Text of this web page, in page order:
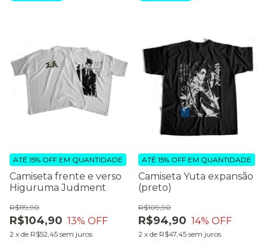
Camiseta frente e verso
Higuruma Judment
R$104,90
R$119,90
13% OFF
2 x de R$52,45 sem juros
ATÉ 15% OFF EM QUANTIDADE
Camiseta Yuta expansão
(preto)
R$94,90
R$109,90
14% OFF
2 x de R$47,45 sem juros
ATÉ 15% OFF EM QUANTIDADE